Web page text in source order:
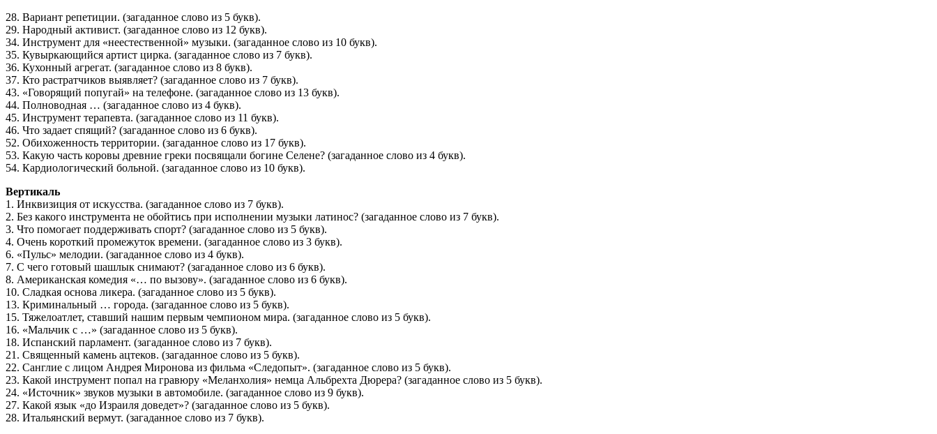
28. Вариант репетиции. (загаданное слово из 5 букв).
29. Народный активист. (загаданное слово из 12 букв).
34. Инструмент для «неестественной» музыки. (загаданное слово из 10 букв).
35. Кувыркающийся артист цирка. (загаданное слово из 7 букв).
36. Кухонный агрегат. (загаданное слово из 8 букв).
37. Кто растратчиков выявляет? (загаданное слово из 7 букв).
43. «Говорящий попугай» на телефоне. (загаданное слово из 13 букв).
44. Полноводная … (загаданное слово из 4 букв).
45. Инструмент терапевта. (загаданное слово из 11 букв).
46. Что задает спящий? (загаданное слово из 6 букв).
52. Обихоженность территории. (загаданное слово из 17 букв).
53. Какую часть коровы древние греки посвящали богине Селене? (загаданное слово из 4 букв).
54. Кардиологический больной. (загаданное слово из 10 букв).
Вертикаль
1. Инквизиция от искусства. (загаданное слово из 7 букв).
2. Без какого инструмента не обойтись при исполнении музыки латинос? (загаданное слово из 7 букв).
3. Что помогает поддерживать спорт? (загаданное слово из 5 букв).
4. Очень короткий промежуток времени. (загаданное слово из 3 букв).
6. «Пульс» мелодии. (загаданное слово из 4 букв).
7. С чего готовый шашлык снимают? (загаданное слово из 6 букв).
8. Американская комедия «… по вызову». (загаданное слово из 6 букв).
10. Сладкая основа ликера. (загаданное слово из 5 букв).
13. Криминальный … города. (загаданное слово из 5 букв).
15. Тяжелоатлет, ставший нашим первым чемпионом мира. (загаданное слово из 5 букв).
16. «Мальчик с …» (загаданное слово из 5 букв).
18. Испанский парламент. (загаданное слово из 7 букв).
21. Священный камень ацтеков. (загаданное слово из 5 букв).
22. Санглие с лицом Андрея Миронова из фильма «Следопыт». (загаданное слово из 5 букв).
23. Какой инструмент попал на гравюру «Меланхолия» немца Альбрехта Дюрера? (загаданное слово из 5 букв).
24. «Источник» звуков музыки в автомобиле. (загаданное слово из 9 букв).
27. Какой язык «до Израиля доведет»? (загаданное слово из 5 букв).
28. Итальянский вермут. (загаданное слово из 7 букв).